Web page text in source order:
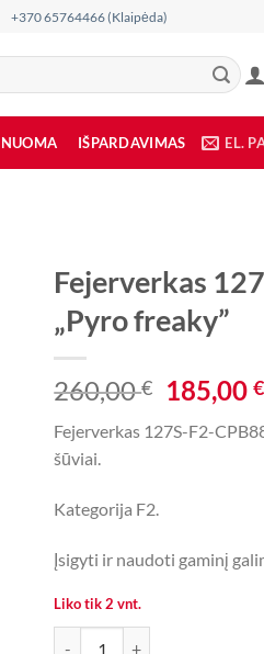
+370 65764466 (Klaipėda)
NUOMA IŠPARDAVIMAS EL.
Fejerverkas
„Pyro freaky”
260,00€
Original
price
was:
185,00€
Fejerverkas 127S-F2-
šūviai.
Kategorija F2.
Įsigyti ir naudoti gaminį
Liko tik 2 vnt.